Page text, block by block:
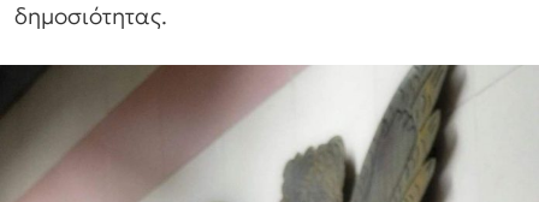
δημοσιότητας.